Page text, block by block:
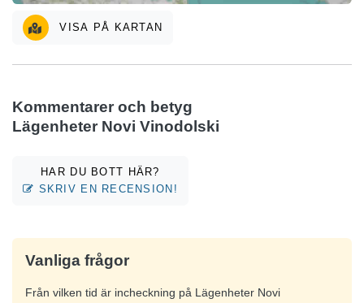
VISA PÅ KARTAN
Kommentarer och betyg
Lägenheter Novi Vinodolski
HAR DU BOTT HÄR?
SKRIV EN RECENSION!
Vanliga frågor
Från vilken tid är incheckning på Lägenheter Novi